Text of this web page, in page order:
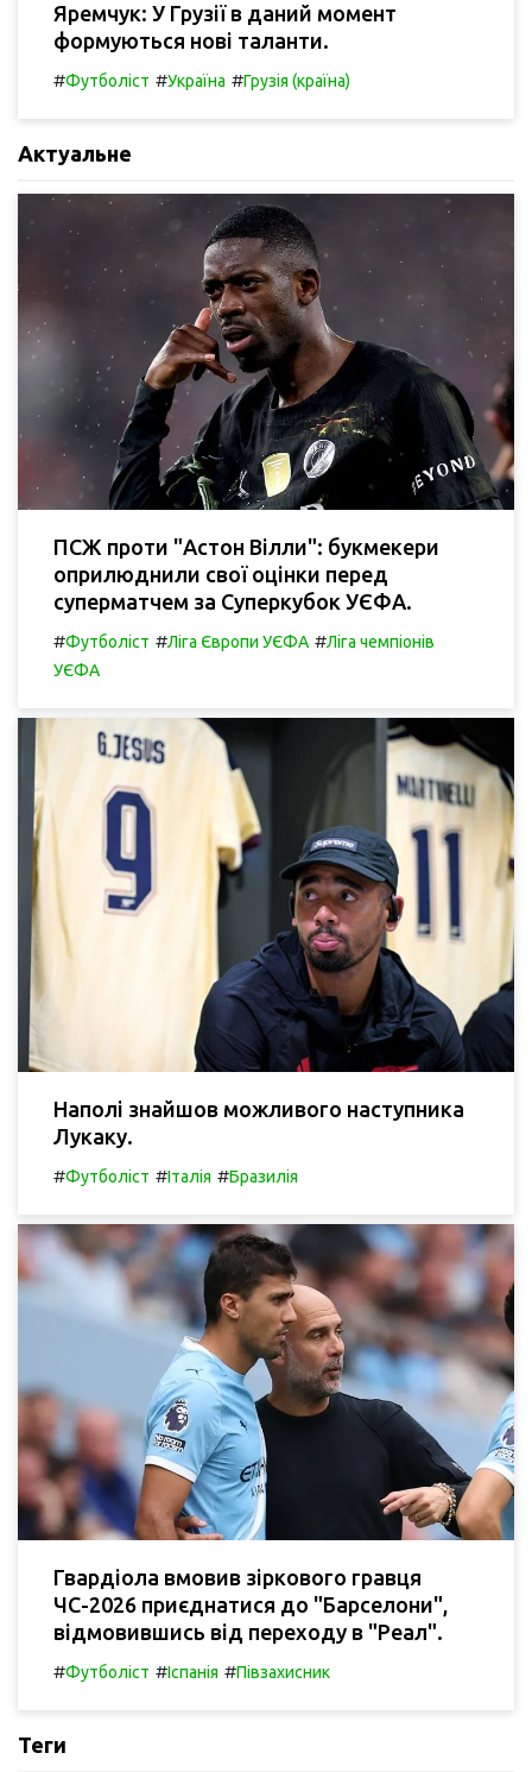
Яремчук: У Грузії в даний момент
формуються нові таланти.
#Футболіст #Україна #Грузія (країна)
Актуальне
ПСЖ проти "Астон Вілли": букмекери
оприлюднили свої оцінки перед
суперматчем за Суперкубок УЄФА.
#Футболіст #Ліга Європи УЄФА #Ліга чемпіонів
УЄФА
Наполі знайшов можливого наступника
Лукаку.
#Футболіст #Італія #Бразилія
Гвардіола вмовив зіркового гравця
ЧС-2026 приєднатися до "Барселони",
відмовившись від переходу в "Реал".
#Футболіст #Іспанія #Півзахисник
Теги